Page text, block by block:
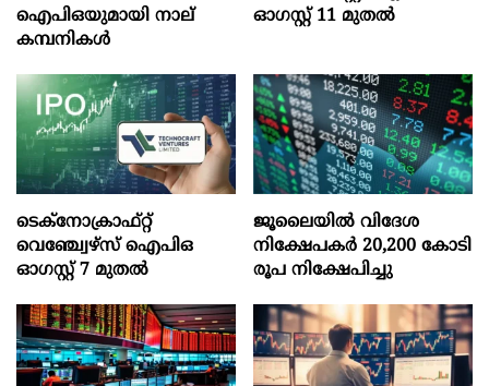
ഐപിഒയുമായി നാല്
കമ്പനികൾ
ഓഗസ്റ്റ്‌ 11 മുതല്‍
ടെക്‌നോക്രാഫ്‌റ്റ്‌
വെഞ്ച്വേഴ്‌സ്‌ ഐപിഒ
ഓഗസ്റ്റ്‌ 7 മുതല്‍
ജൂലൈയില്‍ വിദേശ
നിക്ഷേപകര്‍ 20,200 കോടി
രൂപ നിക്ഷേപിച്ചു